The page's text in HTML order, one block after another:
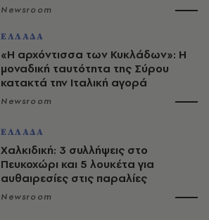
Newsroom
ΕΛΛΑΔΑ
«Η αρχόντισσα των Κυκλάδων»: Η
μοναδική ταυτότητα της Σύρου
κατακτά την Ιταλική αγορά
Newsroom
ΕΛΛΑΔΑ
Χαλκιδική: 3 συλλήψεις στο
Πευκοχώρι και 5 λουκέτα για
αυθαιρεσίες στις παραλίες
Newsroom